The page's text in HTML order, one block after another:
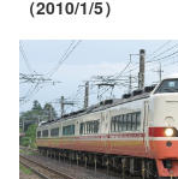
（2010/1/5）